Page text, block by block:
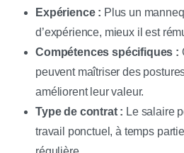
Expérience : Plus un
d’expérience, mieux il est
Compétences spécifiques :
peuvent maîtriser des
améliorent leur valeur.
Type de contrat : Le salaire
travail ponctuel, à temps